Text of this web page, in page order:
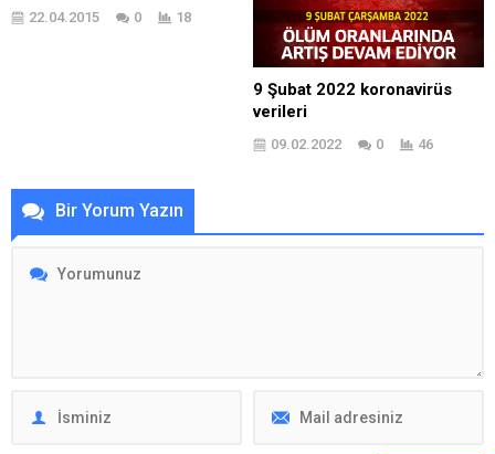
22.04.2015 0 18
9 Şubat 2022 koronavirüs
verileri
09.02.2022 0 46
Bir Yorum Yazın